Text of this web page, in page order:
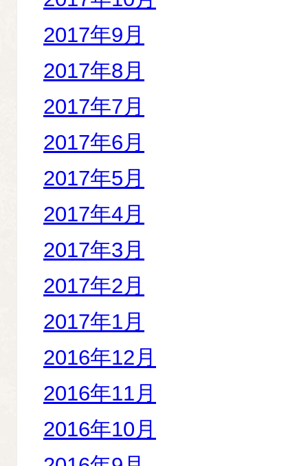
2017年9月
2017年8月
2017年7月
2017年6月
2017年5月
2017年4月
2017年3月
2017年2月
2017年1月
2016年12月
2016年11月
2016年10月